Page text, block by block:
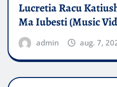
Lucretia Racu
Ma Iubesti (Music
admin aug. 7,